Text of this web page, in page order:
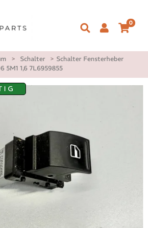
0
> Schalter > Schalter Fensterheber
5M1 1,6 7L6959855